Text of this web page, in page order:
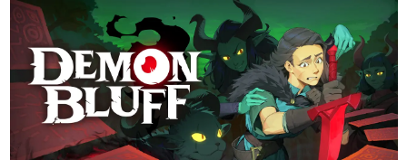
ゲーム世代の作家たち
ゲームに多大な影響を受けた作家さんに取材し、ゲームが
日本のコンテンツ産業やカルチャーに与えた影響を探る企
画です。
日本モバイルゲーム産業史
日本のモバイルゲーム史における主要なトピック・タイト
ルを網羅するほか、開発者へのインタビューや識者による
解説を掲載。約20年の歴史が一望できる決定版！